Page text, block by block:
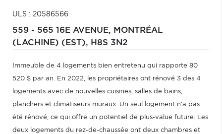
ULS : 20586566
559 - 565 16E AVENUE, MONTRÉAL
(LACHINE) (EST), H8S 3N2
Immeuble de 4 logements bien entretenu qui rapporte 80
520 $ par an. En 2022, les propriétaires ont rénové 3 des 4
logements avec de nouvelles cuisines, salles de bains,
planchers et climatiseurs muraux. Un seul logement n'a pas
été rénové, ce qui offre un potentiel de plus-value future. Les
deux logements du rez-de-chaussée ont deux chambres et